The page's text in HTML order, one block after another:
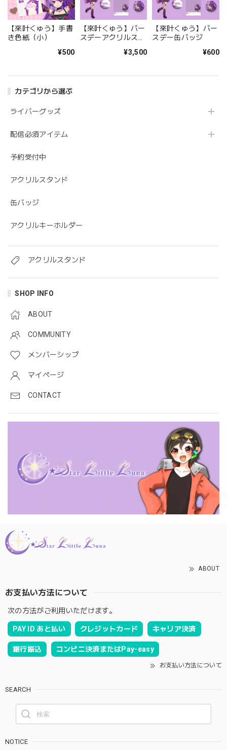
カテゴリから選ぶ
ライバーグッズ
配信必須アイテム
予約受付中
アクリルスタンド
缶バッジ
アクリルキーホルダー
アクリルスタンド
SHOP INFO
ABOUT
COMMUNITY
メンバーシップ
マイページ
CONTACT
【來叶くゅう】手書
き色紙（小）
¥500
【來叶くゅう】バー
スデーアクリルスタ
¥3,500
【來叶くゅう】バー
スデー缶バッジ
¥600
ABOUT
お支払い方法について
次の方法がご利用いただけます。
PAY ID あと払い クレジットカード キャリア決済
銀行振込 コンビニ決済またはPay-easy
お支払い方法について
SEARCH
NOTICE